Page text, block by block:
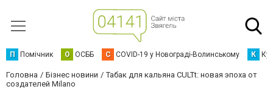
П Помічник О ОСББ C COVID-19 у Новограді-Волинському К
Головна Бізнес новини
Табак для кальяна CULTt: новая эпоха от
создателей Milano